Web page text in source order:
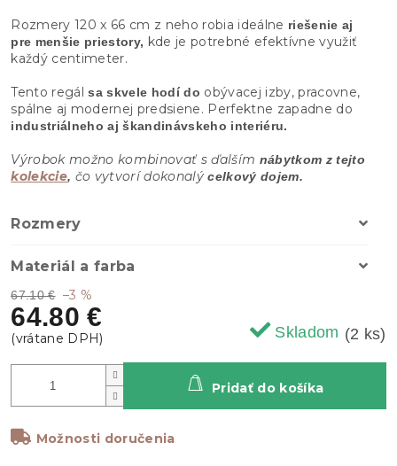
67.10 € –3 %
64.80 €
Skladom (2 ks)
Možnosti doručenia
Pridať do košíka
Rozmery 120 x 66 cm z neho robia ideálne riešenie aj
pre menšie priestory, kde je potrebné efektívne využiť
každý centimeter.
Tento regálsa skvele hodí do obývacej izby, pracovne,
spálne aj modernej predsiene. Perfektne zapadne do
industriálneho aj škandinávskeho interiéru.
Výrobok možno kombinovať s ďalším nábytkom z tejto
kolekcie, čo vytvorí dokonalýcelkový dojem.
Rozmery
Materiál a farba